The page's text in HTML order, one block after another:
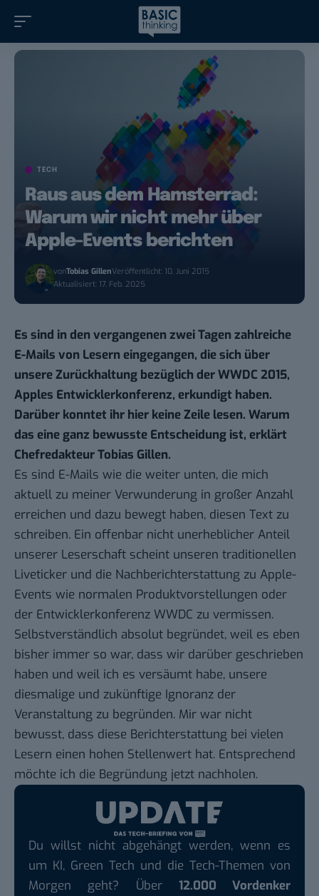
TECH
Raus aus dem Hamsterrad:
Warum wir nicht mehr über
Apple-Events berichten
vonTobias GillenVeröffentlicht: 10. Juni 2015
Aktualisiert: 17. Feb. 2025
Es sind in den vergangenen zwei Tagen zahlreiche
E-Mails von Lesern eingegangen, die sich über
unsere Zurückhaltung bezüglich der WWDC 2015,
Apples Entwicklerkonferenz, erkundigt haben.
Darüber konntet ihr hier keine Zeile lesen. Warum
das eine ganz bewusste Entscheidung ist, erklärt
Chefredakteur Tobias Gillen.
Es sind E-Mails wie die weiter unten, die mich
aktuell zu meiner Verwunderung in großer Anzahl
erreichen und dazu bewegt haben, diesen Text zu
schreiben. Ein offenbar nicht unerheblicher Anteil
unserer Leserschaft scheint unseren traditionellen
Liveticker und die Nachberichterstattung zu Apple-
Events wie normalen Produktvorstellungen oder
der Entwicklerkonferenz WWDC zu vermissen.
Selbstverständlich absolut begründet, weil es eben
bisher immer so war, dass wir darüber geschrieben
haben und weil ich es versäumt habe, unsere
diesmalige und zukünftige Ignoranz der
Veranstaltung zu begründen. Mir war nicht
bewusst, dass diese Berichterstattung bei vielen
Lesern einen hohen Stellenwert hat. Entsprechend
möchte ich die Begründung jetzt nachholen.
Du willst nicht abgehängt werden, wenn es
um KI, Green Tech und die Tech-Themen von
Morgen geht? Über 12.000 Vordenker